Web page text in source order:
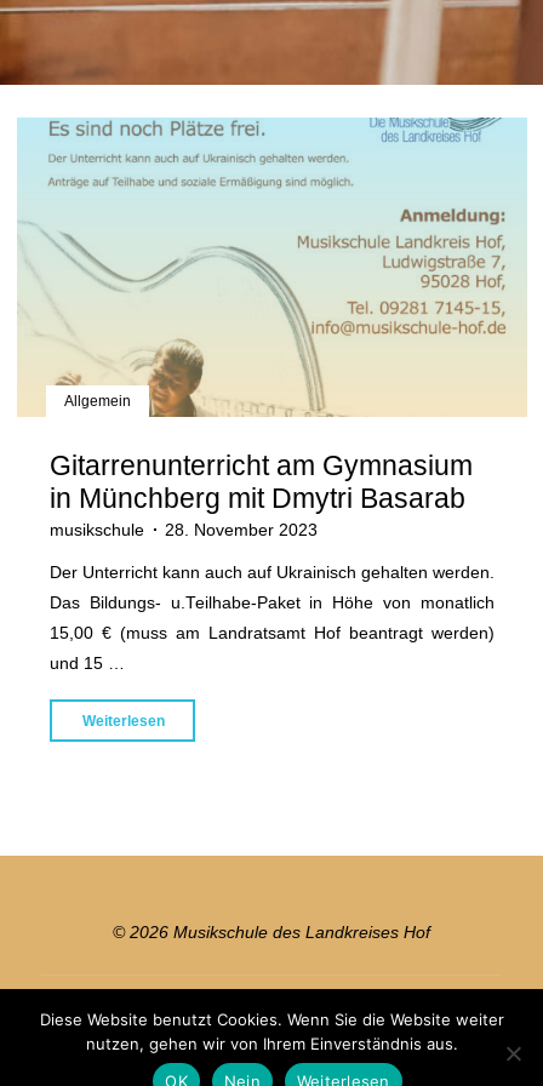
Allgemein
Gitarrenunterricht am Gymnasium
in Münchberg mit Dmytri Basarab
musikschule 28. November 2023
Der Unterricht kann auch auf Ukrainisch gehalten werden.
Das Bildungs- u.Teilhabe-Paket in Höhe von monatlich
15,00 € (muss am Landratsamt Hof beantragt werden)
und 15 …
Weiterlesen
am
© 2026 Musikschule des Landkreises Hof
Präsentiert vonBravada &WordPress.
Diese Website benutzt Cookies. Wenn Sie die Website weiter
nutzen, gehen wir von Ihrem Einverständnis aus.
OK
Nein Weiterlesen